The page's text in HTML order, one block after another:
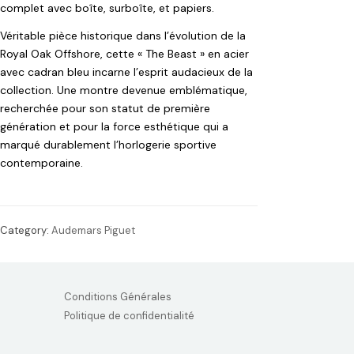
complet avec boîte, surboîte, et papiers.
Véritable pièce historique dans l’évolution de la
Royal Oak Offshore, cette « The Beast » en acier
avec cadran bleu incarne l’esprit audacieux de la
collection. Une montre devenue emblématique,
recherchée pour son statut de première
génération et pour la force esthétique qui a
marqué durablement l’horlogerie sportive
contemporaine.
Category: Audemars Piguet
Conditions Générales
Politique de confidentialité